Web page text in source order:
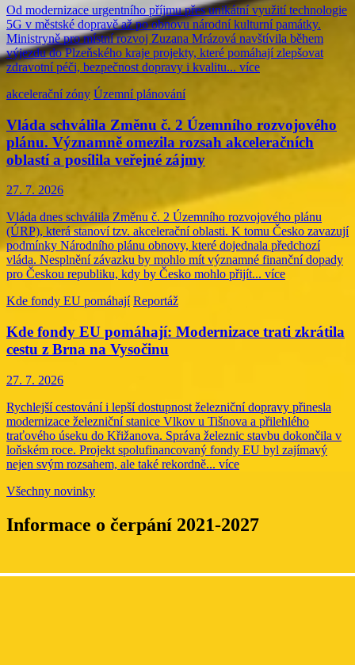
Od modernizace urgentního příjmu přes unikátní využití technologie
5G v městské dopravě až po obnovu národní kulturní památky.
Ministryně pro místní rozvoj Zuzana Mrázová navštívila během
výjezdu do Plzeňského kraje projekty, které pomáhají zlepšovat
zdravotní péči, bezpečnost dopravy i kvalitu... více
akcelerační zóny Územní plánování
Vláda schválila Změnu č. 2 Územního rozvojového
plánu. Významně omezila rozsah akceleračních
oblastí a posílila veřejné zájmy
27. 7. 2026
Vláda dnes schválila Změnu č. 2 Územního rozvojového plánu
(ÚRP), která stanoví tzv. akcelerační oblasti. K tomu Česko zavazují
podmínky Národního plánu obnovy, které dojednala předchozí
vláda. Nesplnění závazku by mohlo mít významné finanční dopady
pro Českou republiku, kdy by Česko mohlo přijít... více
Kde fondy EU pomáhají Reportáž
Kde fondy EU pomáhají: Modernizace trati zkrátila
cestu z Brna na Vysočinu
27. 7. 2026
Rychlejší cestování i lepší dostupnost železniční dopravy přinesla
modernizace železniční stanice Vlkov u Tišnova a přilehlého
traťového úseku do Křižanova. Správa železnic stavbu dokončila v
loňském roce. Projekt spolufinancovaný fondy EU byl zajímavý
nejen svým rozsahem, ale také rekordně... více
Všechny novinky
Informace o čerpání 2021-2027